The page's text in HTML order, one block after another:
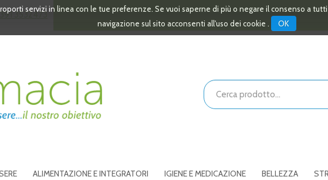
servizi in linea con le tue preferenze. Se vuoi saperne di più o negare il consenso a
navigazione sul sito acconsenti all'uso dei cookie .
OK
391 3532473
Cerca
Prodotto
ALIMENTAZIONE E INTEGRATORI IGIENE E MEDICAZIONE BELLEZZA